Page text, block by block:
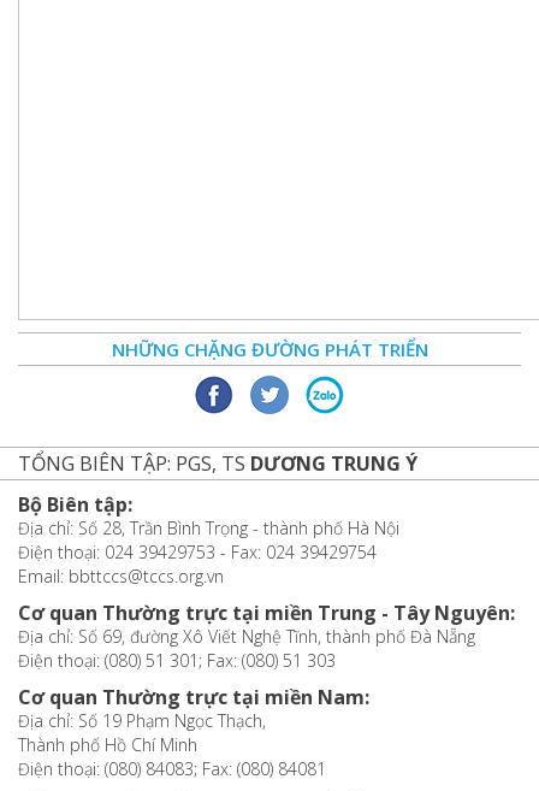
NHỮNG CHẶNG ĐƯỜNG PHÁT TRIỂN
TỔNG BIÊN TẬP: PGS, TS DƯƠNG TRUNG Ý
Bộ Biên tập:
Địa chỉ: Số 28, Trần Bình Trọng - thành phố Hà Nội
Điện thoại: 024 39429753 - Fax: 024 39429754
Email: bbttccs@tccs.org.vn
Cơ quan Thường trực tại miền Trung - Tây Nguyên:
Địa chỉ: Số 69, đường Xô Viết Nghệ Tĩnh, thành phố Đà Nẵng
Điện thoại: (080) 51 301; Fax: (080) 51 303
Cơ quan Thường trực tại miền Nam:
Địa chỉ: Số 19 Phạm Ngọc Thạch,
Thành phố Hồ Chí Minh
Điện thoại: (080) 84083; Fax: (080) 84081